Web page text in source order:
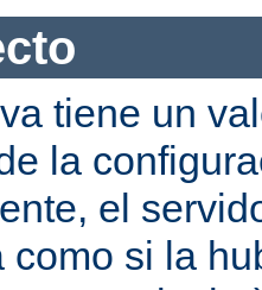
tiene un
la
el
como si la